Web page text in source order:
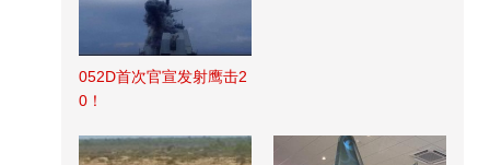
052D首次官宣发射鹰击2
0！